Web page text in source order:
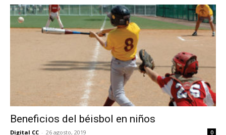
Beneficios del béisbol en niños
Digital CC - 26 agosto, 2019 0